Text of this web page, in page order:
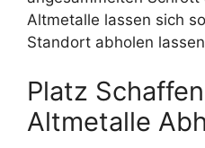
Altmetalle lassen sich
Standort abholen
Platz
Altmetalle